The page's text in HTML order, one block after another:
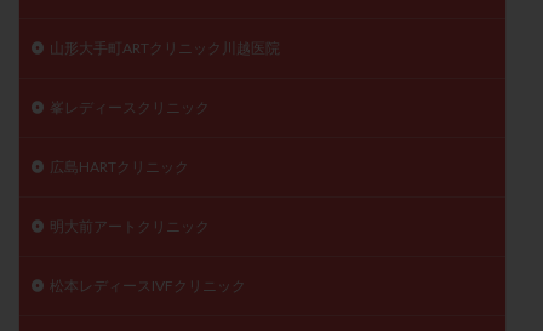
山形大手町ARTクリニック川越医院
峯レディースクリニック
広島HARTクリニック
明大前アートクリニック
松本レディースIVFクリニック